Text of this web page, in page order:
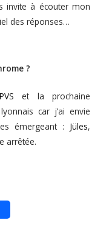
invite à écouter mon
des réponses…
?
PVS et la prochaine
car j’ai envie
émergeant : Jüles,
arrêtée.